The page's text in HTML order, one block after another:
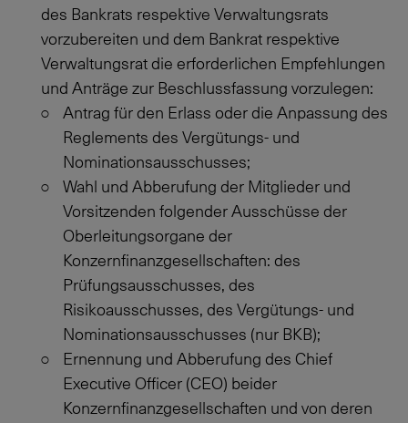
des Bankrats respektive Verwaltungsrats
vorzubereiten und dem Bankrat respektive
Verwaltungsrat die erforderlichen Empfehlungen
und Anträge zur Beschlussfassung vorzulegen:
Antrag für den Erlass oder die Anpassung des
Reglements des Vergütungs- und
Nominationsausschusses;
Wahl und Abberufung der Mitglieder und
Vorsitzenden folgender Ausschüsse der
Oberleitungsorgane der
Konzernfinanzgesellschaften: des
Prüfungsausschusses, des
Risikoausschusses, des Vergütungs- und
Nominationsausschusses (nur BKB);
Ernennung und Abberufung des Chief
Executive Officer (CEO) beider
Konzernfinanzgesellschaften und von deren